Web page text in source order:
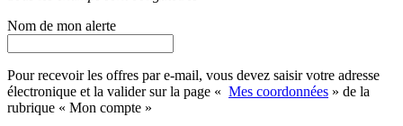
Nom de mon alerte
Pour recevoir les offres par e-mail, vous devez saisir votre adresse
électronique et la valider sur la page « Mes coordonnées » de la
rubrique « Mon compte »